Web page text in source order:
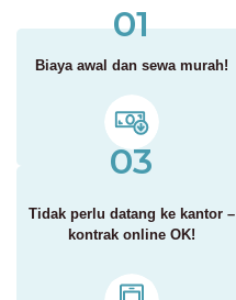
01
Biaya awal dan sewa murah!
03
Tidak perlu datang ke kantor –
kontrak online OK!